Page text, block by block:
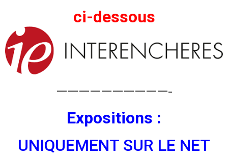
ci-dessous
——————————-
Expositions :
UNIQUEMENT SUR LE NET